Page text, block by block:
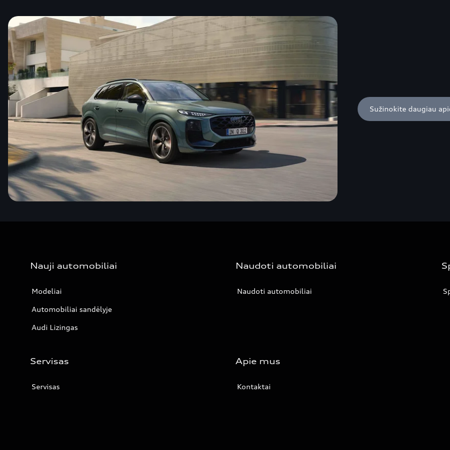
Sužinokite daugiau
Nauji automobiliai
Modeliai
Automobiliai sandėlyje
Audi Lizingas
Naudoti automobiliai
Naudoti automobiliai
Servisas
Servisas
Apie mus
Kontaktai